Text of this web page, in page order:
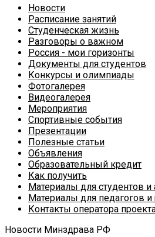
Новости
Расписание занятий
Студенческая жизнь
Разговоры о важном
Россия - мои горизонты
Документы для студентов
Конкурсы и олимпиады
Фотогалерея
Видеогалерея
Мероприятия
Спортивные события
Презентации
Полезные статьи
Объявления
Образовательный кредит
Как получить
Материалы для студентов и
Материалы для педагогов и
Контакты оператора
Новости Минздрава РФ